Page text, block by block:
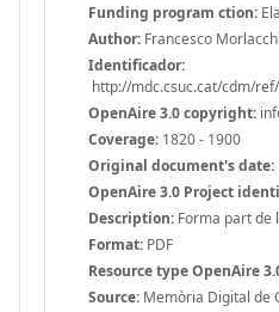
Funding program ction:
Author: Francesco Morlacchi
Identificador:
http://mdc.csuc.cat/cdm/
OpenAire 3.0 copyright:
Coverage: 1820 - 1900
Original document's date:
OpenAire 3.0 Project
Description: Forma part de
Format: PDF
Resource type OpenAire
Source: Memòria Digital de